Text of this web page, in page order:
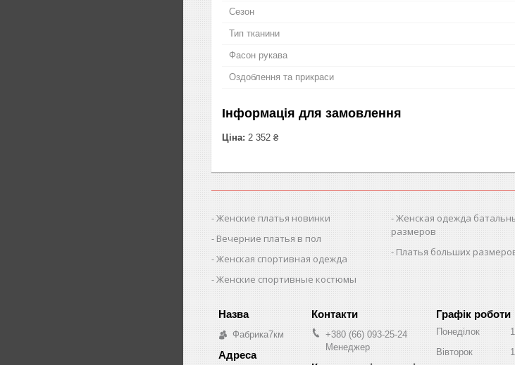
Сезон
Тип тканини
Фасон рукава
Оздоблення та прикраси
Інформація для замовлення
Ціна: 2 352 ₴
Женские платья новинки
Вечерние платья в пол
Женская спортивная одежда
Женские спортивные костюмы
Женская одежда
размеров
Платья больших
Фабрика7км
+380 (66) 093-25-24
Менеджер
Графік роботи
Понеділок
Вівторок